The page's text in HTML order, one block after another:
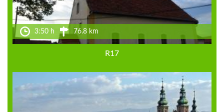
3:50 h 76.8 km
R17